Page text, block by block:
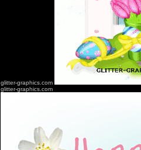
glitter-graphics.com
glitter-graphics.com